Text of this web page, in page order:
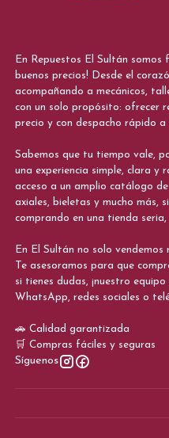
En Repuestos El Sultán somos
buenos precios! Desde el
acompañando a mecánicos,
con un solo propósito: ofrecer
precio y con despacho rápido a
Sabemos que tu tiempo vale,
una experiencia simple, clara y
acceso a un amplio catálogo
axiales, bieletas y mucho más,
comprando en una tienda
En El Sultán no solo vendemos
Te asesoramos para que
si tienes dudas, ¡nuestro
WhatsApp, redes sociales o
🚗 Calidad garantizada
🛒 Compras fáciles y seguras
Síguenos